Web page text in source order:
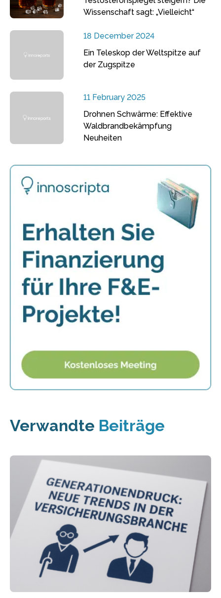
Wissenschaft sagt: „Vielleicht“
18 December 2024
Ein Teleskop der Weltspitze auf
der Zugspitze
11 February 2025
Drohnen Schwärme: Effektive
Waldbrandbekämpfung
Neuheiten
Verwandte Beiträge